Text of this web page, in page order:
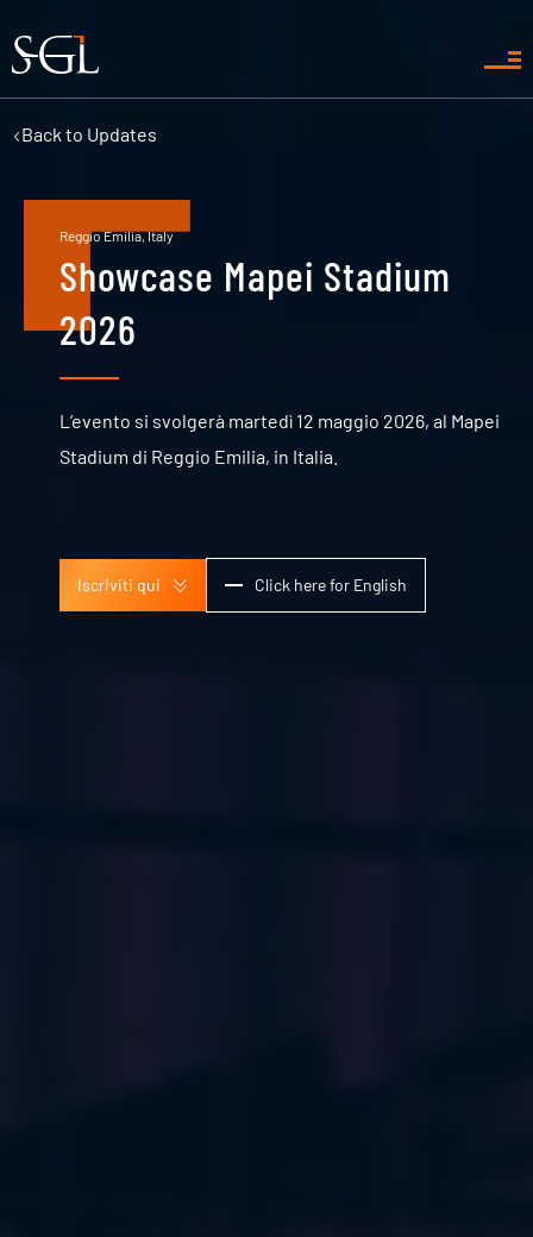
Back to Updates
Reggio Emilia, Italy
Showcase Mapei Stadium
2026
L’evento si svolgerà martedì 12 maggio 2026, al Mapei
Stadium di Reggio Emilia, in Italia.
Iscriviti qui Click here for English